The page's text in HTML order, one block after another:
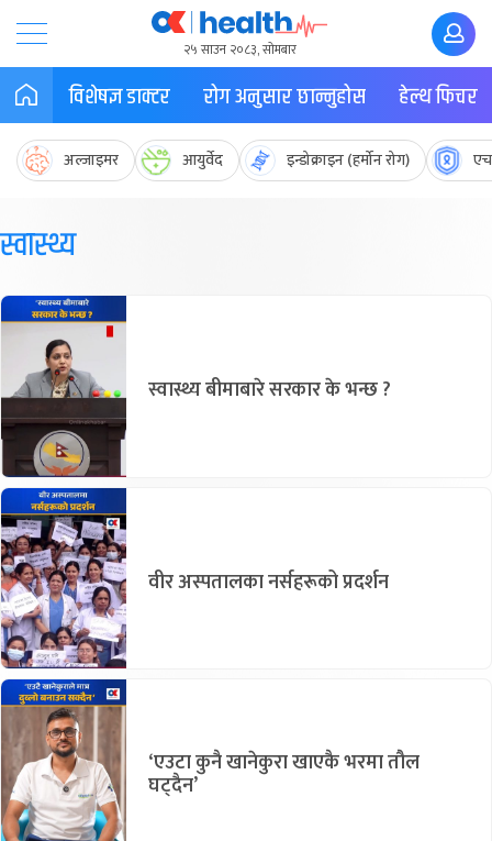
२५ साउन २०८३, सोमबार
विशेषज्ञ डाक्टर रोग अनुसार छान्नुहोस हेल्थ फिचर
अल्जाइमर आयुर्वेद इन्डोक्राइन (हर्मोन रोग)
स्वास्थ्य
स्वास्थ्य बीमाबारे सरकार के भन्छ ?
वीर अस्पतालका नर्सहरूको प्रदर्शन
‘एउटा कुनै खानेकुरा खाएकै भरमा तौल
घट्दैन’